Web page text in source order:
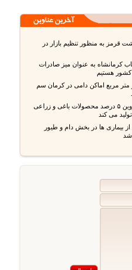
به منظور تنظیم بازار در
کرمانشاه به عنوان میز صادرات
هستیم
متر مربع اماکن دامی در کرمان سم
استان قزوین ۵ درصد محصولات باغی و زراعی
می کند
بیماری ها در بخش دام و طیور